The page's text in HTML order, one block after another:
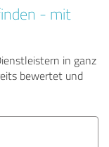
- mit
in ganz
bewertet und